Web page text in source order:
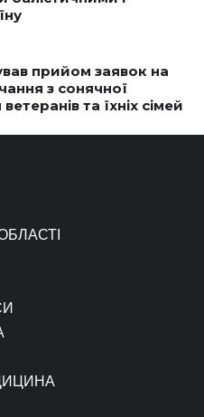
прийом заявок на
з сонячної
та їхніх сімей